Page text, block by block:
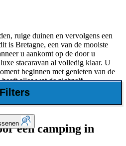
ruige duinen en vervolgens een
is Bretagne, een van de mooiste
u aankomt op de door u
stacaravan al volledig klaar. U
beginnen met genieten van de
alles wat de zichzelf
heeft en méér. Om maar een
speciaal gelecteerde campings een
een camping in
Filters